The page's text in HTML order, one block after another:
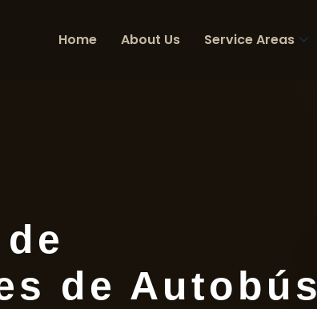
Home About Us Service Areas
de Autobús